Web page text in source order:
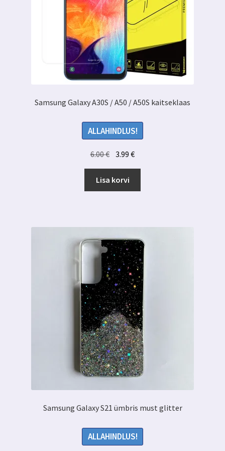
Samsung Galaxy A30S / A50 / A50S kaitseklaas
ALLAHINDLUS!
6.00€ Algne
hind
oli:
6.00 €.
3.99€Praegune
hind
3.99 €.
Lisa korvi
Samsung Galaxy S21 ümbris must glitter
ALLAHINDLUS!